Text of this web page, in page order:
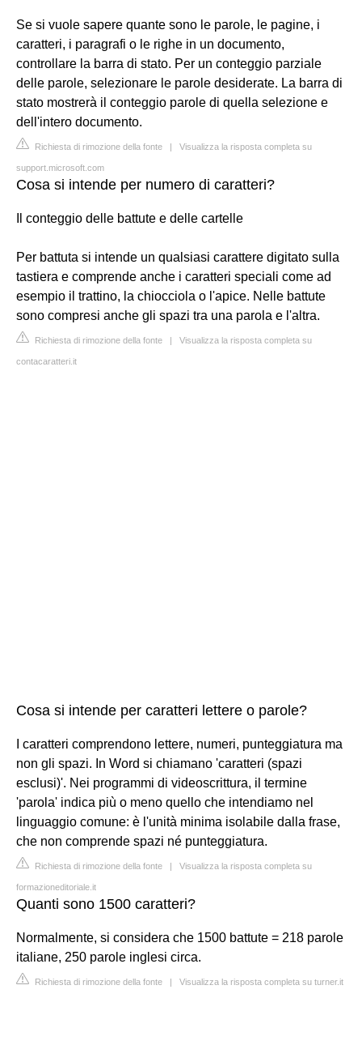
Se si vuole sapere quante sono le parole, le pagine, i
caratteri, i paragrafi o le righe in un documento,
controllare la barra di stato. Per un conteggio parziale
delle parole, selezionare le parole desiderate. La barra di
stato mostrerà il conteggio parole di quella selezione e
dell'intero documento.
Richiesta di rimozione della fonte | Visualizza la risposta completa su
support.microsoft.com
Cosa si intende per numero di caratteri?
Il conteggio delle battute e delle cartelle
Per battuta si intende un qualsiasi carattere digitato sulla
tastiera e comprende anche i caratteri speciali come ad
esempio il trattino, la chiocciola o l'apice. Nelle battute
sono compresi anche gli spazi tra una parola e l'altra.
Richiesta di rimozione della fonte | Visualizza la risposta completa su
contacaratteri.it
Cosa si intende per caratteri lettere o parole?
I caratteri comprendono lettere, numeri, punteggiatura ma
non gli spazi. In Word si chiamano 'caratteri (spazi
esclusi)'. Nei programmi di videoscrittura, il termine
'parola' indica più o meno quello che intendiamo nel
linguaggio comune: è l'unità minima isolabile dalla frase,
che non comprende spazi né punteggiatura.
Richiesta di rimozione della fonte | Visualizza la risposta completa su
formazioneditoriale.it
Quanti sono 1500 caratteri?
Normalmente, si considera che 1500 battute = 218 parole
italiane, 250 parole inglesi circa.
Richiesta di rimozione della fonte | Visualizza la risposta completa su turner.it